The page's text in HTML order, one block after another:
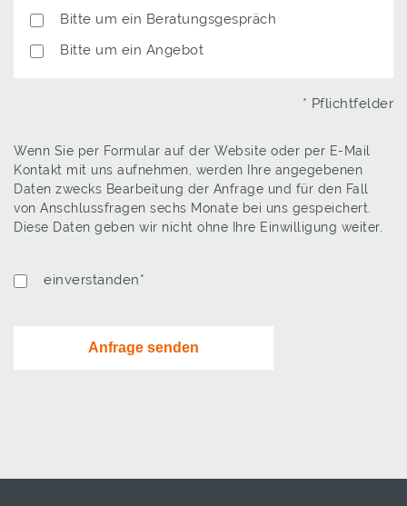
Bitte um ein Beratungsgespräch
Bitte um ein Angebot
* Pflichtfelder
Wenn Sie per Formular auf der Website oder per E-Mail
Kontakt mit uns aufnehmen, werden Ihre angegebenen
Daten zwecks Bearbeitung der Anfrage und für den Fall
von Anschlussfragen sechs Monate bei uns gespeichert.
Diese Daten geben wir nicht ohne Ihre Einwilligung weiter.
Datenschutz*
einverstanden*